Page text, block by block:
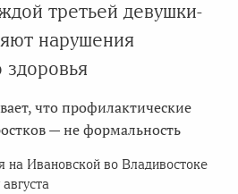
третьей девушки-
нарушения
здоровья
что профилактические
— не формальность
на Ивановской во Владивостоке